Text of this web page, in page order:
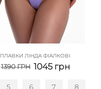
ПЛАВКИ ЛІНДА ФІАЛКОВІ
1390ГРН 1045 грн
5 6 7 8